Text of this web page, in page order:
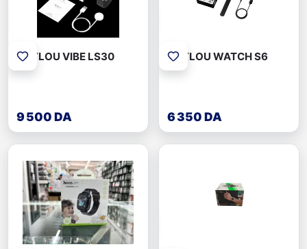
HAYLOU VIBE LS30
9 500 DA
HAYLOU WATCH S6
6 350 DA